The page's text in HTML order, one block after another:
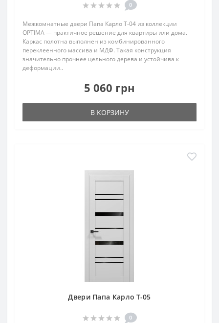
0
Межкомнатные двери Папа Карло T‑04 из коллекции
OPTIMA — практичное решение для квартиры или дома.
Каркас полотна выполнен из комбинированного
переклеенного массива и МДФ. Такая конструкция
значительно прочнее цельного дерева и устойчива к
деформации..
5 060 грн
В КОРЗИНУ
Двери Папа Карло T-05
0